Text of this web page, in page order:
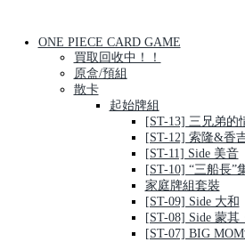
ONE PIECE CARD GAME
買取回收中！！
原盒/預組
散卡
起始牌組
[ST-13] 三兄弟的
[ST-12] 索隆&香
[ST-11] Side 美音
[ST-10] “三船長”
家庭牌組套裝
[ST-09] Side 大和
[ST-08] Side 蒙其
[ST-07] BIG